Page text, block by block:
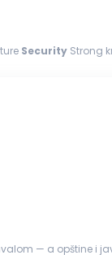
Security Strong
— a opštine i